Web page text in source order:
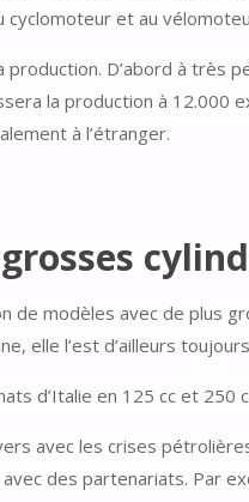
et au
production. D’abord à très
la production à 12.000
à l’étranger.
de modèles avec de plus
elle l’est d’ailleurs
d’Italie en 125 cc et 250
avec les crises
des partenariats. Par